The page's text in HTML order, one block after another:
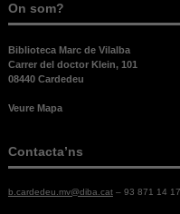
On som?
Biblioteca Marc de Vilalba
Carrer del doctor Klein, 101
08440 Cardedeu
Veure Mapa
Contacta’ns
b.cardedeu.mv@diba.cat– 93 871 14